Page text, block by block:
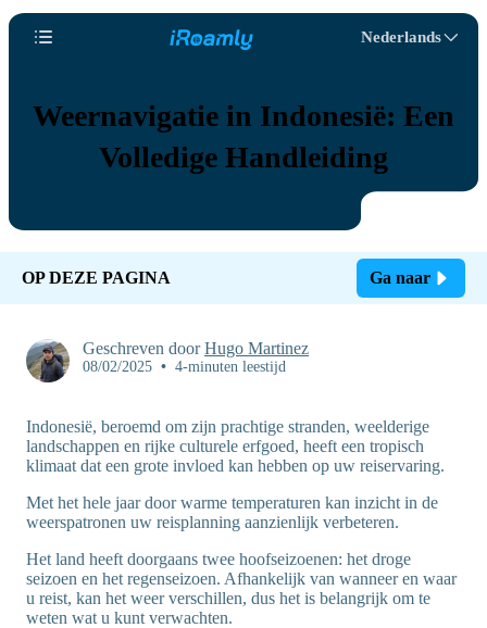
Nederlands
Weernavigatie in Indonesië: Een
Volledige Handleiding
OP DEZE PAGINA Ga naar
Geschreven doorHugo Martinez
08/02/2025 • 4-minuten leestijd
Indonesië, beroemd om zijn prachtige stranden, weelderige
landschappen en rijke culturele erfgoed, heeft een tropisch
klimaat dat een grote invloed kan hebben op uw reiservaring.
Met het hele jaar door warme temperaturen kan inzicht in de
weerspatronen uw reisplanning aanzienlijk verbeteren.
Het land heeft doorgaans twee hoofseizoenen: het droge
seizoen en het regenseizoen. Afhankelijk van wanneer en waar
u reist, kan het weer verschillen, dus het is belangrijk om te
weten wat u kunt verwachten.